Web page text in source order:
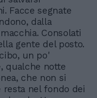
Facce segnate
dalla
Consolati
gente del posto.
un po'
qualche notte
che non si
resta nel fondo dei